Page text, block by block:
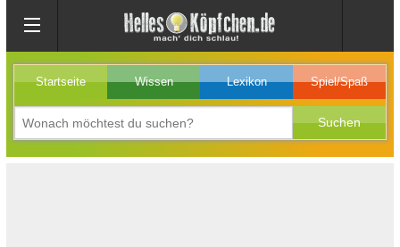
Startseite Wissen Lexikon Spiel/Spaß